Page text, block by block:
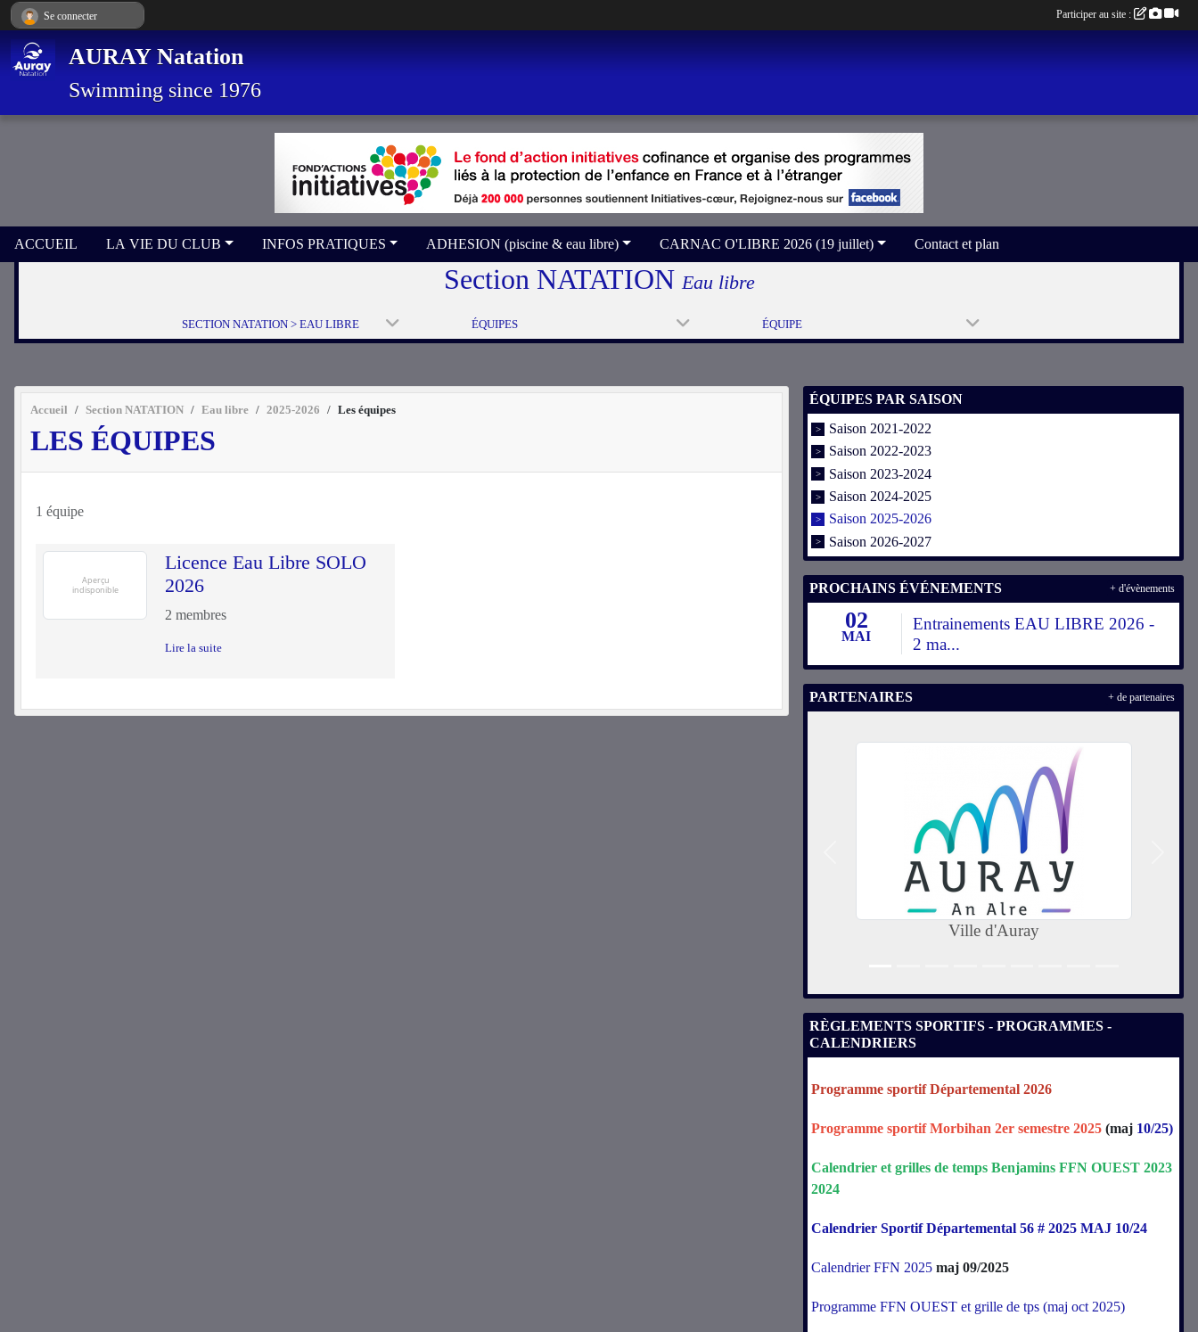
AURAY Natation
Swimming since 1976
ACCUEIL LA VIE DU CLUB INFOS PRATIQUES ADHESION (piscine & eau libre) CARNAC O'LIBRE 2026 (19 juillet) Contact et plan
Section NATATION Eau libre
SECTION NATATION > EAU LIBRE ÉQUIPES ÉQUIPE
Accueil Section NATATION Eau libre 2025-2026 Les équipes
LES ÉQUIPES
1 équipe
Licence Eau Libre SOLO
2026
2 membres
Lire la suite
ÉQUIPES PAR SAISON
Saison 2021-2022
Saison 2022-2023
Saison 2023-2024
Saison 2024-2025
Saison 2025-2026
Saison 2026-2027
PROCHAINS ÉVÉNEMENTS
02
MAI
Entrainements EAU LIBRE 2026 -
2 ma...
+ d'évènements
PARTENAIRES
Ville d'Auray
+ de partenaires
RÈGLEMENTS SPORTIFS - PROGRAMMES -
CALENDRIERS
Programme sportif Départemental 2026
Programme sportif Morbihan 2er semestre 2025(maj 10/25)
Calendrier et grilles de temps Benjamins FFN OUEST 2023
2024
Calendrier Sportif Départemental 56 # 2025 MAJ 10/24
Calendrier FFN 2025 maj 09/2025
Programme FFN OUEST et grille de tps (maj oct 2025)
Se connecter Participer au site :
Panneau de gestion des cookies